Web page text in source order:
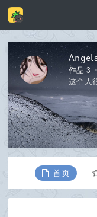
作品 3
这个人
首页